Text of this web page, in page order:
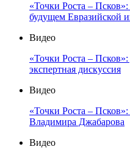
«Точки Роста –
будущем Евразийской
Видео
«Точки Роста –
экспертная дискуссия
Видео
«Точки Роста – Псков»:
Владимира Джабарова
Видео